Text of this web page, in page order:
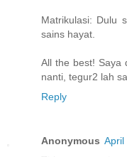
Matrikulasi: Dulu
sains hayat.
All the best! Saya
nanti, tegur2 lah
Reply
Anonymous April